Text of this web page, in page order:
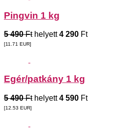
Pingvin 1 kg
5 490 Fthelyett4 290 Ft
[11.71 EUR]
Egér/patkány 1 kg
5 490 Fthelyett4 590 Ft
[12.53 EUR]